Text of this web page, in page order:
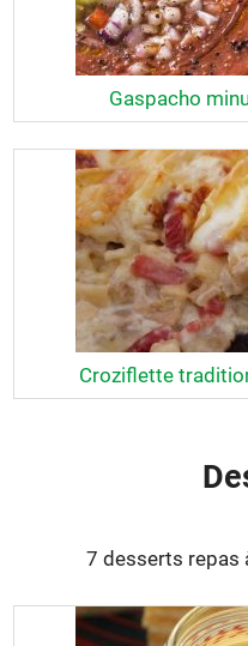
Gaspacho
Croziflette
7 desserts repas